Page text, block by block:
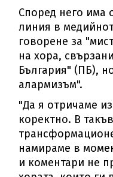
Според него има
линия в
говорене за
на хора,
България" (ПБ),
алармизъм".
"Да я отричаме
коректно. В
намираме в
и коментари не